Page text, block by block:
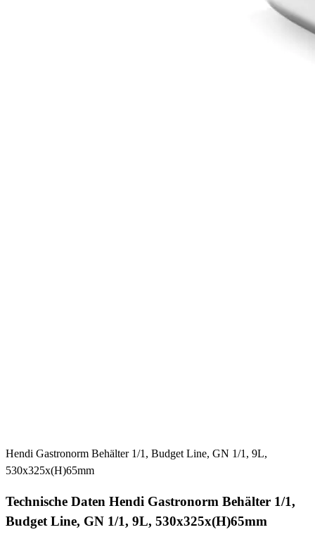
Hendi Gastronorm Behälter 1/1, Budget Line, GN 1/1, 9L,
530x325x(H)65mm
Technische Daten Hendi Gastronorm Behälter 1/1,
Budget Line, GN 1/1, 9L, 530x325x(H)65mm